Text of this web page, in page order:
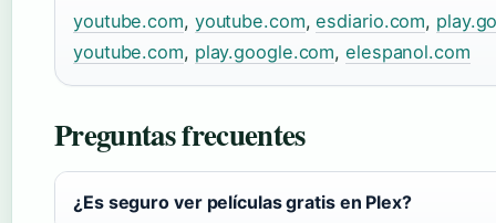
youtube.com, youtube.com,esdiario.com,
youtube.com, play.google.com,elespanol.com
Preguntas frecuentes
¿Es seguro ver películas gratis en Plex?